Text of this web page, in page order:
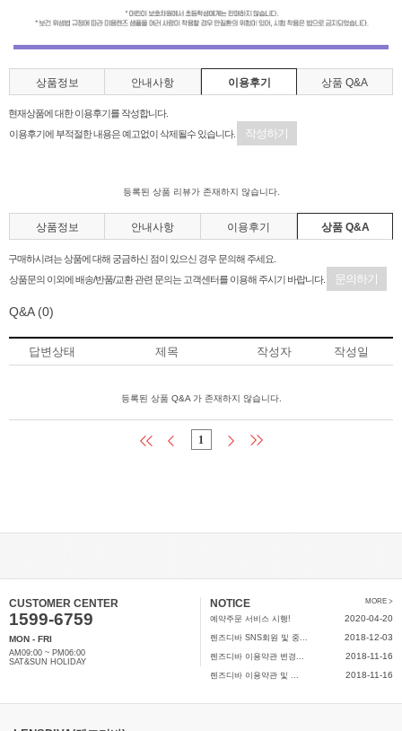
상품정보 안내사항 이용후기 상품 Q&A
현재상품에 대한 이용후기를 작성합니다.
이용후기에 부적절한 내용은 예고없이 삭제될수 있습니다.
작성하기
등록된 상품 리뷰가 존재하지 않습니다.
상품정보 안내사항 이용후기 상품 Q&A
구매하시려는 상품에 대해 궁금하신 점이 있으신 경우 문의해 주세요.
상품문의 이외에 배송/반품/교환 관련 문의는 고객센터를 이용해 주시기 바랍니다.
문의하기
Q&A(0)
답변상태 제목 작성자 작성일
등록된 상품 Q&A 가 존재하지 않습니다.
1
CUSTOMER CENTER
1599-6759
MON - FRI
AM09:00 ~ PM06:00
SAT&SUN HOLIDAY
NOTICE MORE >
예약주문 서비스 시행! 2020-04-20
렌즈디바 SNS회원 및 중... 2018-12-03
렌즈디바 이용약관 변경... 2018-11-16
렌즈디바 이용약관 및 ... 2018-11-16